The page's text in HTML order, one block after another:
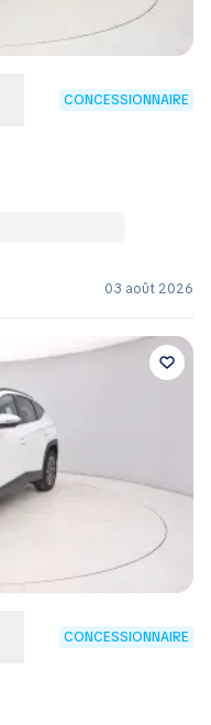
CONCESSIONNAIRE
03 août 2026
CONCESSIONNAIRE